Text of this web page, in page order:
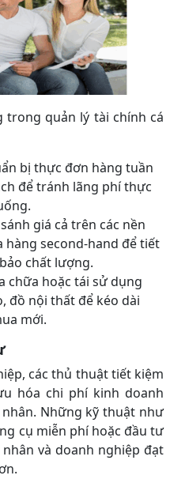
quản lý tài chính cá
bị thực đơn hàng tuần
để tránh lãng phí thực
giá cả trên các nền
second-hand để tiết
chất lượng.
chữa hoặc tái sử dụng
đồ nội thất để kéo dài
mới.
các thủ thuật tiết kiệm
hóa chi phí kinh doanh
Những kỹ thuật như
cụ miễn phí hoặc đầu tư
và doanh nghiệp đạt